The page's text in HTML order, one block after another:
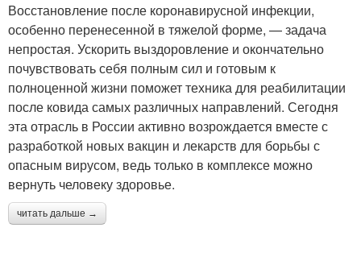
Восстановление после коронавирусной инфекции,
особенно перенесенной в тяжелой форме, — задача
непростая. Ускорить выздоровление и окончательно
почувствовать себя полным сил и готовым к
полноценной жизни поможет техника для реабилитации
после ковида самых различных направлений. Сегодня
эта отрасль в России активно возрождается вместе с
разработкой новых вакцин и лекарств для борьбы с
опасным вирусом, ведь только в комплексе можно
вернуть человеку здоровье.
читать дальше →